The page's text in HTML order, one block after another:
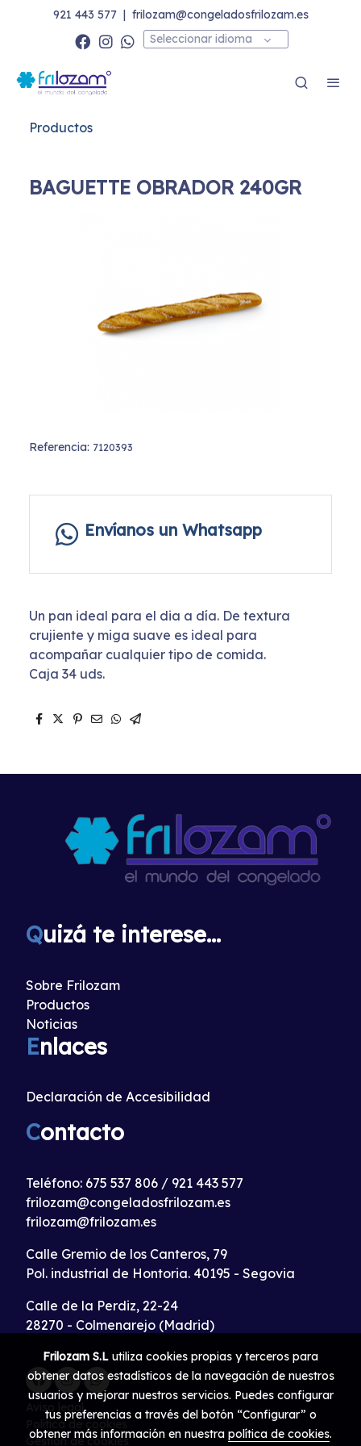
921 443 577 | frilozam@congeladosfrilozam.es
Seleccionar idioma
Productos
BAGUETTE OBRADOR 240GR
Referencia: 7120393
Envíanos un Whatsapp
Un pan ideal para el dia a día. De textura
crujiente y miga suave es ideal para
acompañar cualquier tipo de comida.
Caja 34 uds.
Quizá te interese...
Sobre Frilozam
Productos
Noticias
Enlaces
Declaración de Accesibilidad
Contacto
Teléfono: 675 537 806 / 921 443 577
frilozam@congeladosfrilozam.es
frilozam@frilozam.es
Calle Gremio de los Canteros, 79
Pol. industrial de Hontoria. 40195 - Segovia
Calle de la Perdiz, 22-24
28270 - Colmenarejo (Madrid)
Aviso legal
Política de cookies
Gestión de cookies
Frilozam S.L utiliza cookies propias y terceros para
obtener datos estadísticos de la navegación de nuestros
usuarios y mejorar nuestros servicios. Puedes configurar
tus preferencias a través del botón “Configurar” o
obtener más información en nuestra política de cookies.